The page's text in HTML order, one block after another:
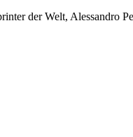
der Welt, Alessandro